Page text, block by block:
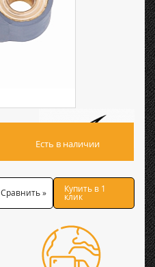
Есть в наличии
Сравнить » Купить в 1
клик